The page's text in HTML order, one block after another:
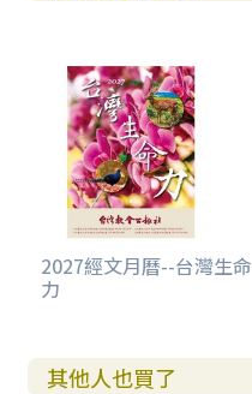
2027經文月曆--台灣生命
力
其他人也買了